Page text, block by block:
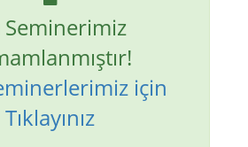
Seminerimiz
için
Tıklayınız